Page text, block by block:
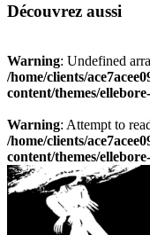
Découvrez aussi
Warning: Undefined
/home/clients/
content/themes/
Warning: Attempt to
/home/clients/
content/themes/